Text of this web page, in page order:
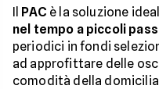
Il PAC è la soluzione
nel tempo a piccoli
periodici in fondi
ad approfittare delle
comodità della